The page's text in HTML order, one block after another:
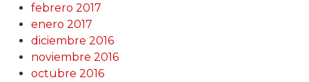
febrero 2017
enero 2017
diciembre 2016
noviembre 2016
octubre 2016